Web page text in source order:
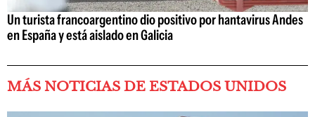
Un turista francoargentino dio positivo por hantavirus Andes
en España y está aislado en Galicia
MÁS NOTICIAS DE ESTADOS UNIDOS